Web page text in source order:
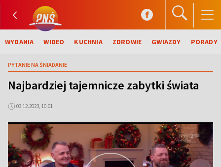
WYDANIA WIDEO KUCHNIA ZDROWIE GWIAZDY PORADY
PYTANIE NA ŚNIADANIE
Najbardziej tajemnicze zabytki świata
03.12.2023, 10:01